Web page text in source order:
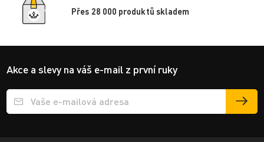
Přes 28 000 produktů skladem
Akce a slevy na váš e-mail z první ruky
Přihlášení e-mailu k odběru